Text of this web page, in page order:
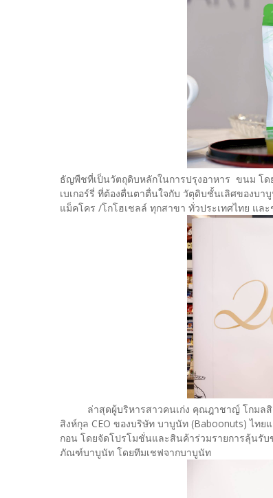
ธัญพืชที่เป็นวัตถุดิบหลักในการปรุงอาหาร ขนม โ
เบเกอร์รี่ ที่ต้องตื่นตาตื่นใจกับ วัตุดิบชั้นเลิศของบ
แม็คโคร /โกโฮเชลล์ ทุกสาขา ทั่วประเทศไทย แล
ล่าสุดผู้บริหารสาวคนเก่ง คุณฎาชาญ์ โกมลสิง
สิงห์กุล CEO ของบริษัท บาบูนัท (Baboonuts) ไท
กอน โดยจัดโปรโมชั่นและสินค้าร่วมรายการลุ้นรับ
ภัณฑ์บาบูนัท โดยทีมเชฟจากบาบูนัท